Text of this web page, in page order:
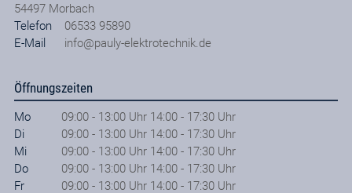
54497 Morbach
Telefon
06533 95890
E-Mail
info@pauly-elektrotechnik.de
Öffnungszeiten
Mo
09:00 - 13:00 Uhr 14:00 - 17:30 Uhr
Di
09:00 - 13:00 Uhr 14:00 - 17:30 Uhr
Mi
09:00 - 13:00 Uhr 14:00 - 17:30 Uhr
Do
09:00 - 13:00 Uhr 14:00 - 17:30 Uhr
Fr
09:00 - 13:00 Uhr 14:00 - 17:30 Uhr